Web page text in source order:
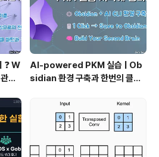
W
리
식
AI-powered PKM 실습 | Ob
sidian 환경 구축과 한번의 클릭
(Web Clipper)